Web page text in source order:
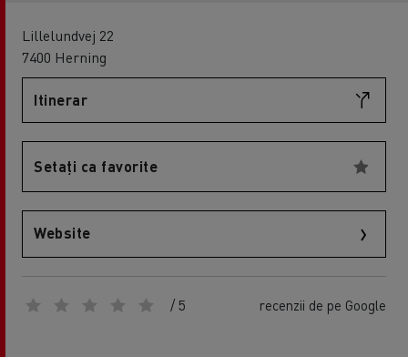
Lillelundvej 22
7400 Herning
Itinerar
Setați ca favorite
Website
/ 5 recenzii de pe Google